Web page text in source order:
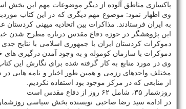
پاکسازی مناطق آلوده از دیگر موضوعات مهم این بخش
وی اظهار نمود: موضوع مهم دیگری که در این کتاب
به ایران فرستادند. مذاکرات بین اتحادیه میهنی
این پژوهشگر در حوزه دفاع مقدس درباره مطرح شدن
دموکرات کردستان ایران با جمهوری اسلامی با
دموکرات با سازمان کوموله و به وجود آمدن درگیری های
وی در مورد منابع به کار گرفته شده برای نگارش این
مختلف واحدهای رزمی و همین طور اخبار و نامه هایی در
از منابعی که در مرکز موجود بود استفاده نکردیم.
روزشمار ۳۵، شامل ۶۲ روز از دفاع مقدس است
در ادامه سید رضا صاحبی نویسنده بخش سیاسی